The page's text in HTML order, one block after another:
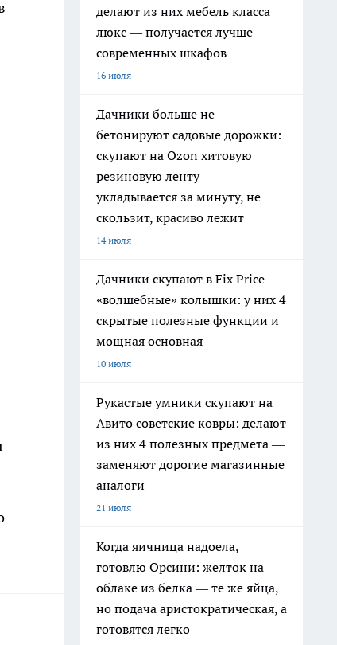
делают из них мебель класса
люкс — получается лучше
современных шкафов
16 июля
Дачники больше не
бетонируют садовые дорожки:
скупают на Ozon хитовую
резиновую ленту —
укладывается за минуту, не
скользит, красиво лежит
14 июля
Дачники скупают в Fix Price
«волшебные» колышки: у них 4
скрытые полезные функции и
мощная основная
10 июля
Рукастые умники скупают на
Авито советские ковры: делают
из них 4 полезных предмета —
заменяют дорогие магазинные
аналоги
21 июля
Когда яичница надоела,
готовлю Орсини: желток на
облаке из белка — те же яйца,
но подача аристократическая, а
готовятся легко